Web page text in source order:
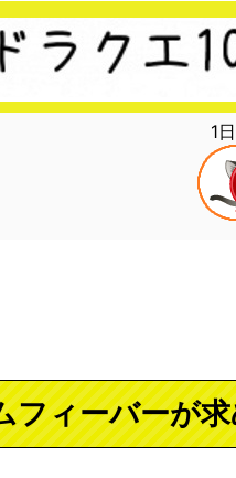
1
フィーバーが